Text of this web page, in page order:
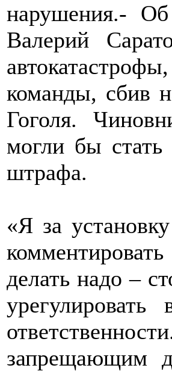
нарушения.- Об
Валерий
команды, сбив
Гоголя.
могли бы стать
штрафа.
«Я за
делать надо –
запрещающим